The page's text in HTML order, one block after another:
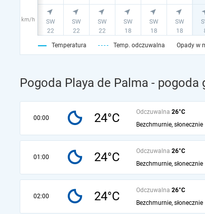
km/h
Temperatura Temp. odczuwalna Opady w
Pogoda Playa de Palma -
00:00 24°C Odczuwalna 26°C
Bezchmurnie, słonecznie
01:00 24°C Odczuwalna 26°C
Bezchmurnie, słonecznie
02:00 24°C Odczuwalna 26°C
Bezchmurnie, słonecznie